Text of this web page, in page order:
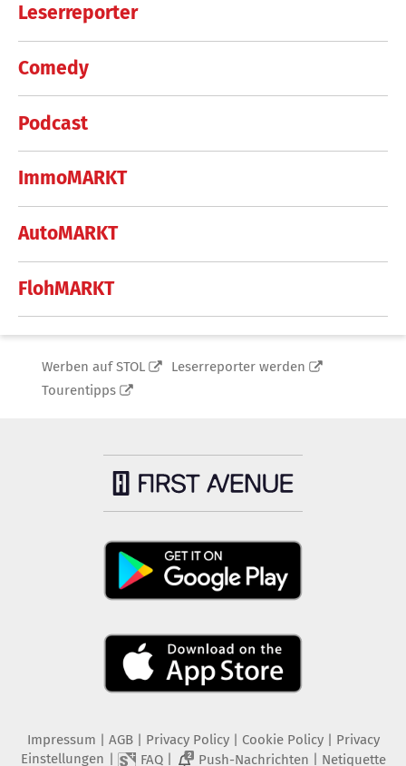
Leserreporter
Comedy
Podcast
ImmoMARKT
AutoMARKT
FlohMARKT
Werben auf STOL
Leserreporter werden
Tourentipps
Impressum AGB Privacy Policy| Cookie Policy| Privacy
Einstellungen
FAQ| 2 Push-Nachrichten Netiquette